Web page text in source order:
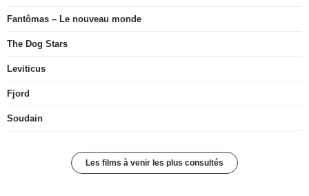
Fantômas – Le nouveau monde
The Dog Stars
Leviticus
Fjord
Soudain
Les films à venir les plus consultés